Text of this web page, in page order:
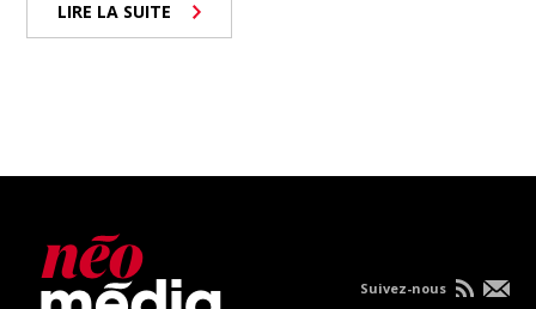
LIRE LA SUITE
Suivez-nous